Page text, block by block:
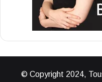
© Copyright 2024,